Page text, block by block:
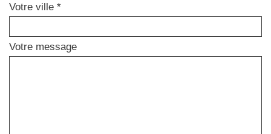
Votre ville *
Votre message